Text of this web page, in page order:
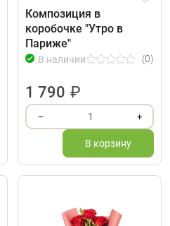
Композиция в
коробочке "Утро в
Париже"
В наличии (0)
1 790 ₽
– 1 +
В корзину